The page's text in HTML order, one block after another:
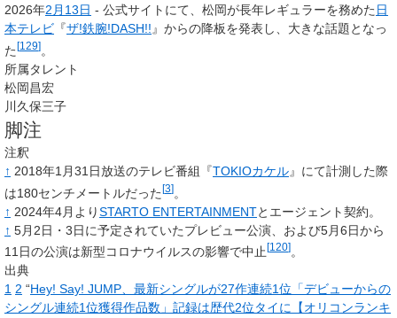
2026年2月13日 - 公式サイトにて、松岡が長年レギュラーを務めた 日
本テレビ 『ザ!鉄腕!DASH!!』からの降板を発表し、大きな話題となっ
た [129] 。
所属タレント
松岡昌宏
川久保三子
脚注
注釈
↑ 2018年1月31日放送のテレビ番組『TOKIOカケル』にて計測した際
は180センチメートルだった [3] 。
↑ 2024年4月よりSTARTO ENTERTAINMENTとエージェント契約。
↑ 5月2日・3日に予定されていたプレビュー公演、および5月6日から
11日の公演は新型コロナウイルスの影響で中止[120]。
出典
1 2 “Hey! Say! JUMP、最新シングルが27作連続1位「デビューからの
シングル連続1位獲得作品数」記録は歴代2位タイに【オリコンランキ